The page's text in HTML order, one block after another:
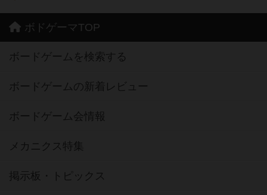
ボドゲーマTOP
ボードゲームを検索する
ボードゲームの新着レビュー
ボードゲーム会情報
メカニクス特集
掲示板・トピックス